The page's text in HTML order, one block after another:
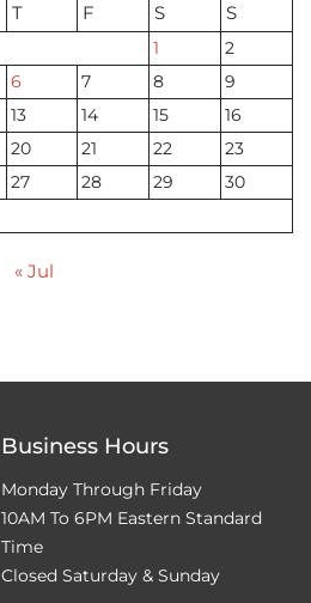
T F S S
1
2
6 7 8
9
13 14 15
16
20 21 22
23
27 28 29
30
« Jul
Business Hours
Monday Through Friday
10AM To 6PM Eastern Standard
Time
Closed Saturday & Sunday